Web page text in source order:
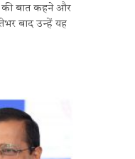
की बात कहने और
बाद उन्हें यह